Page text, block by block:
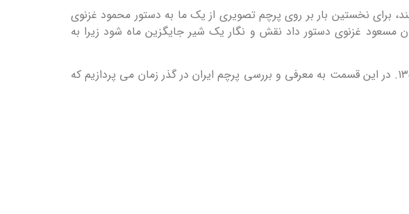
دست گرفتند، برای نخستین بار بر روی پرچم تصویری از یک ما به دستور محمود غزنوی
آن یکسره سیاه بود، سپس در سال ۴۱۰ خورشیدی (۱۰۳۱ میلادی) سلطان مسعود غزنوی دستور داد نقش و نگار یک شیر جایگزین ماه شود زیرا به
و از آن به بعد هیچ گاه تصویر شیر از روی پرچم ملی ایران برداشته نشد تا انقلاب اسلامی در سال ۱۳۵۷. در این قسمت به معرفی و بررسی پرچم ایران در گذر زمان می پردازیم که